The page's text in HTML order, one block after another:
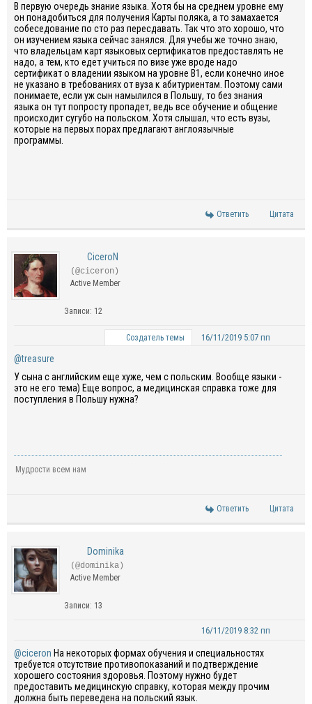
В первую очередь знание языка. Хотя бы на среднем уровне ему
он понадобиться для получения Карты поляка, а то замахается
собеседование по сто раз пересдавать. Так что это хорошо, что
он изучением языка сейчас занялся. Для учебы же точно знаю,
что владельцам карт языковых сертификатов предоставлять не
надо, а тем, кто едет учиться по визе уже вроде надо
сертификат о владении языком на уровне В1, если конечно иное
не указано в требованиях от вуза к абитуриентам. Поэтому сами
понимаете, если уж сын намылился в Польшу, то без знания
языка он тут попросту пропадет, ведь все обучение и общение
происходит сугубо на польском. Хотя слышал, что есть вузы,
которые на первых порах предлагают англоязычные
программы.
Ответить Цитата
CiceroN
(@ciceron)
Active Member
Записи: 12
Создатель темы 16/11/2019 5:07 пп
@treasure
У сына с английским еще хуже, чем с польским. Вообще языки -
это не его тема) Еще вопрос, а медицинская справка тоже для
поступления в Польшу нужна?
Мудрости всем нам
Ответить Цитата
Dominika
(@dominika)
Active Member
Записи: 13
16/11/2019 8:32 пп
@ciceron На некоторых формах обучения и специальностях
требуется отсутствие противопоказаний и подтверждение
хорошего состояния здоровья. Поэтому нужно будет
предоставить медицинскую справку, которая между прочим
должна быть переведена на польский язык.